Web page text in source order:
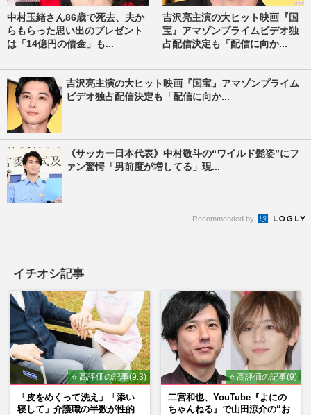
中村玉緒さん86歳で死去、夫か
らもらった思い出のプレゼント
は「14億円の借金」も...
吉沢亮主演の大ヒット映画『国
宝』アマゾンプライムビデオ独
占配信決定も「配信に向か...
吉沢亮主演の大ヒット映画『国宝』アマゾンプライム
ビデオ独占配信決定も「配信に向か...
《サッカー日本代表》中村敬斗の“ワイルド髭姿”にフ
ァン驚愕「男前度が増してる」現...
Recommended by
イチオシ記事
⭐ 高評価の記事(9.3)
「皮をめくって洗え」「添い
寝して」介護職の半数が性的
⭐ 高評価の記事(9)
二宮和也、YouTube『よにの
ちゃんねる』で山田涼介の“お